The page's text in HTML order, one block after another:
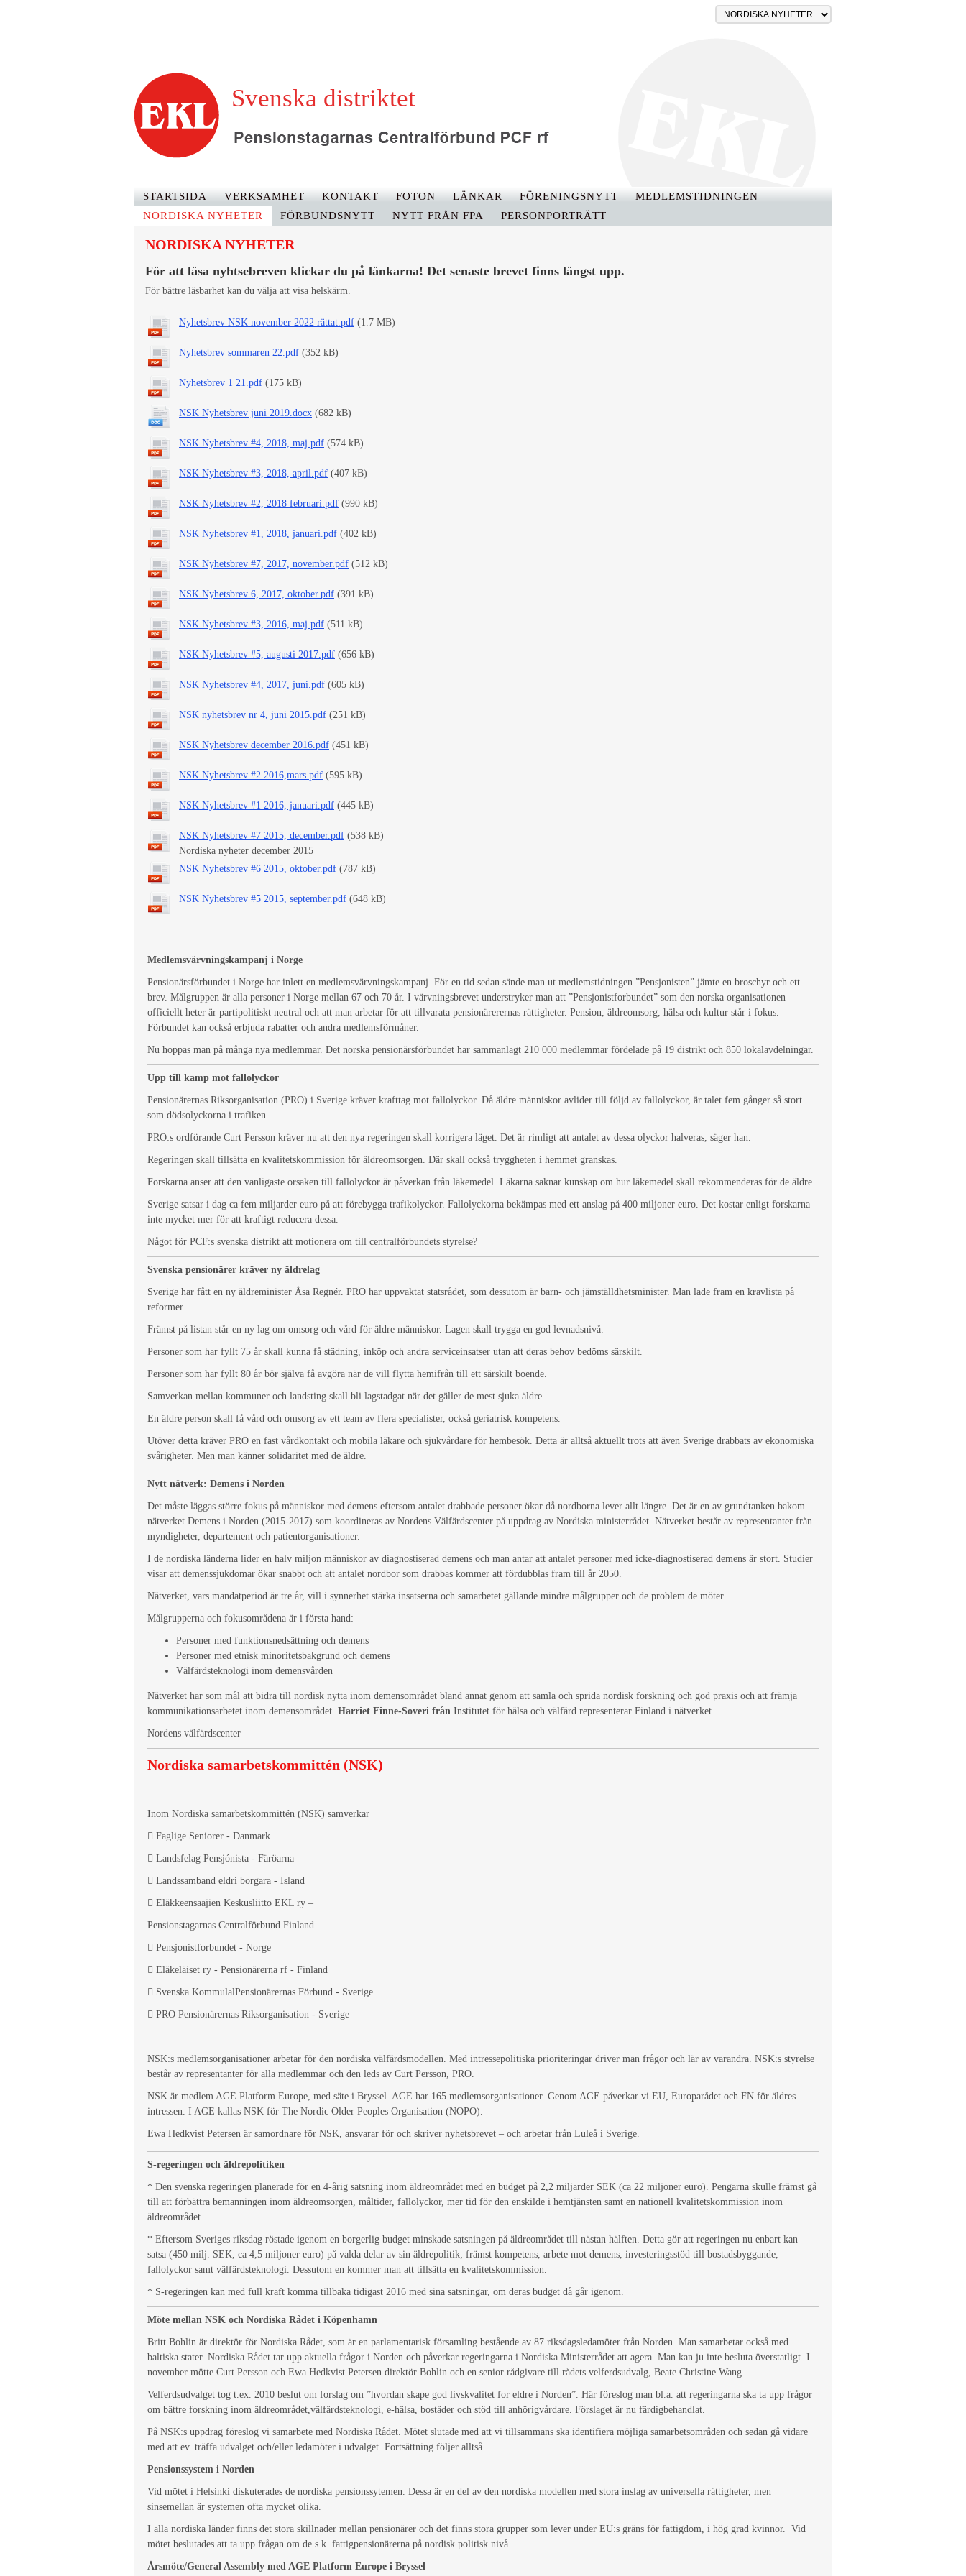
Svenska distriktet
STARTSIDA VERKSAMHET KONTAKT FOTON LÄNKAR FÖRENINGSNYTT
MEDLEMSTIDNINGEN
NORDISKA NYHETER
FÖRBUNDSNYTT NYTT FRÅN FPA PERSONPORTRÄTT
NORDISKA NYHETER
För att läsa nyhtsebreven klickar du på länkarna! Det senaste brevet finns längst upp.
För bättre läsbarhet kan du välja att visa helskärm.
Nyhetsbrev NSK november 2022 rättat.pdf (1.7 MB)
Nyhetsbrev sommaren 22.pdf (352 kB)
Nyhetsbrev 1 21.pdf (175 kB)
NSK Nyhetsbrev juni 2019.docx (682 kB)
NSK Nyhetsbrev #4, 2018, maj.pdf (574 kB)
NSK Nyhetsbrev #3, 2018, april.pdf (407 kB)
NSK Nyhetsbrev #2, 2018 februari.pdf (990 kB)
NSK Nyhetsbrev #1, 2018, januari.pdf (402 kB)
NSK Nyhetsbrev #7, 2017, november.pdf (512 kB)
NSK Nyhetsbrev 6, 2017, oktober.pdf (391 kB)
NSK Nyhetsbrev #3, 2016, maj.pdf (511 kB)
NSK Nyhetsbrev #5, augusti 2017.pdf (656 kB)
NSK Nyhetsbrev #4, 2017, juni.pdf (605 kB)
NSK nyhetsbrev nr 4, juni 2015.pdf (251 kB)
NSK Nyhetsbrev december 2016.pdf (451 kB)
NSK Nyhetsbrev #2 2016,mars.pdf (595 kB)
NSK Nyhetsbrev #1 2016, januari.pdf (445 kB)
NSK Nyhetsbrev #7 2015, december.pdf (538 kB)
Nordiska nyheter december 2015
NSK Nyhetsbrev #6 2015, oktober.pdf (787 kB)
NSK Nyhetsbrev #5 2015, september.pdf (648 kB)
Medlemsvärvningskampanj i Norge
Pensionärsförbundet i Norge har inlett en medlemsvärvningskampanj. För en tid sedan sände man ut medlemstidningen ”Pensjonisten” jämte en broschyr och ett
brev. Målgruppen är alla personer i Norge mellan 67 och 70 år. I värvningsbrevet understryker man att ”Pensjonistforbundet” som den norska organisationen
officiellt heter är partipolitiskt neutral och att man arbetar för att tillvarata pensionärerernas rättigheter. Pension, äldreomsorg, hälsa och kultur står i fokus.
Förbundet kan också erbjuda rabatter och andra medlemsförmåner.
Nu hoppas man på många nya medlemmar. Det norska pensionärsförbundet har sammanlagt 210 000 medlemmar fördelade på 19 distrikt och 850 lokalavdelningar.
Upp till kamp mot fallolyckor
Pensionärernas Riksorganisation (PRO) i Sverige kräver krafttag mot fallolyckor. Då äldre människor avlider till följd av fallolyckor, är talet fem gånger så stort
som dödsolyckorna i trafiken.
PRO:s ordförande Curt Persson kräver nu att den nya regeringen skall korrigera läget. Det är rimligt att antalet av dessa olyckor halveras, säger han.
Regeringen skall tillsätta en kvalitetskommission för äldreomsorgen. Där skall också tryggheten i hemmet granskas.
Forskarna anser att den vanligaste orsaken till fallolyckor är påverkan från läkemedel. Läkarna saknar kunskap om hur läkemedel skall rekommenderas för de äldre.
Sverige satsar i dag ca fem miljarder euro på att förebygga trafikolyckor. Fallolyckorna bekämpas med ett anslag på 400 miljoner euro. Det kostar enligt forskarna
inte mycket mer för att kraftigt reducera dessa.
Något för PCF:s svenska distrikt att motionera om till centralförbundets styrelse?
Svenska pensionärer kräver ny äldrelag
Sverige har fått en ny äldreminister Åsa Regnér. PRO har uppvaktat statsrådet, som dessutom är barn- och jämställdhetsminister. Man lade fram en kravlista på
reformer.
Främst på listan står en ny lag om omsorg och vård för äldre människor. Lagen skall trygga en god levnadsnivå.
Personer som har fyllt 75 år skall kunna få städning, inköp och andra serviceinsatser utan att deras behov bedöms särskilt.
Personer som har fyllt 80 år bör själva få avgöra när de vill flytta hemifrån till ett särskilt boende.
Samverkan mellan kommuner och landsting skall bli lagstadgat när det gäller de mest sjuka äldre.
En äldre person skall få vård och omsorg av ett team av flera specialister, också geriatrisk kompetens.
Utöver detta kräver PRO en fast vårdkontakt och mobila läkare och sjukvårdare för hembesök. Detta är alltså aktuellt trots att även Sverige drabbats av ekonomiska
svårigheter. Men man känner solidaritet med de äldre.
Nytt nätverk: Demens i Norden
Det måste läggas större fokus på människor med demens eftersom antalet drabbade personer ökar då nordborna lever allt längre. Det är en av grundtanken bakom
nätverket Demens i Norden (2015-2017) som koordineras av Nordens Välfärdscenter på uppdrag av Nordiska ministerrådet. Nätverket består av representanter från
myndigheter, departement och patientorganisationer.
I de nordiska länderna lider en halv miljon människor av diagnostiserad demens och man antar att antalet personer med icke-diagnostiserad demens är stort. Studier
visar att demenssjukdomar ökar snabbt och att antalet nordbor som drabbas kommer att fördubblas fram till år 2050.
Nätverket, vars mandatperiod är tre år, vill i synnerhet stärka insatserna och samarbetet gällande mindre målgrupper och de problem de möter.
Målgrupperna och fokusområdena är i första hand:
Personer med funktionsnedsättning och demens
Personer med etnisk minoritetsbakgrund och demens
Välfärdsteknologi inom demensvården
Nätverket har som mål att bidra till nordisk nytta inom demensområdet bland annat genom att samla och sprida nordisk forskning och god praxis och att främja
kommunikationsarbetet inom demensområdet. Harriet Finne-Soveri från Institutet för hälsa och välfärd representerar Finland i nätverket.
Nordens välfärdscenter
Nordiska samarbetskommittén (NSK)
Inom Nordiska samarbetskommittén (NSK) samverkar
 Faglige Seniorer - Danmark
 Landsfelag Pensjónista - Färöarna
 Landssamband eldri borgara - Island
 Eläkkeensaajien Keskusliitto EKL ry –
Pensionstagarnas Centralförbund Finland
 Pensjonistforbundet - Norge
 Eläkeläiset ry - Pensionärerna rf - Finland
 Svenska KommulalPensionärernas Förbund - Sverige
 PRO Pensionärernas Riksorganisation - Sverige
NSK:s medlemsorganisationer arbetar för den nordiska välfärdsmodellen. Med intressepolitiska prioriteringar driver man frågor och lär av varandra. NSK:s styrelse
består av representanter för alla medlemmar och den leds av Curt Persson, PRO.
NSK är medlem AGE Platform Europe, med säte i Bryssel. AGE har 165 medlemsorganisationer. Genom AGE påverkar vi EU, Europarådet och FN för äldres
intressen. I AGE kallas NSK för The Nordic Older Peoples Organisation (NOPO).
Ewa Hedkvist Petersen är samordnare för NSK, ansvarar för och skriver nyhetsbrevet – och arbetar från Luleå i Sverige.
S-regeringen och äldrepolitiken
* Den svenska regeringen planerade för en 4-årig satsning inom äldreområdet med en budget på 2,2 miljarder SEK (ca 22 miljoner euro). Pengarna skulle främst gå
till att förbättra bemanningen inom äldreomsorgen, måltider, fallolyckor, mer tid för den enskilde i hemtjänsten samt en nationell kvalitetskommission inom
äldreområdet.
* Eftersom Sveriges riksdag röstade igenom en borgerlig budget minskade satsningen på äldreområdet till nästan hälften. Detta gör att regeringen nu enbart kan
satsa (450 milj. SEK, ca 4,5 miljoner euro) på valda delar av sin äldrepolitik; främst kompetens, arbete mot demens, investeringsstöd till bostadsbyggande,
fallolyckor samt välfärdsteknologi. Dessutom en kommer man att tillsätta en kvalitetskommission.
* S-regeringen kan med full kraft komma tillbaka tidigast 2016 med sina satsningar, om deras budget då går igenom.
Möte mellan NSK och Nordiska Rådet i Köpenhamn
Britt Bohlin är direktör för Nordiska Rådet, som är en parlamentarisk församling bestående av 87 riksdagsledamöter från Norden. Man samarbetar också med
baltiska stater. Nordiska Rådet tar upp aktuella frågor i Norden och påverkar regeringarna i Nordiska Ministerrådet att agera. Man kan ju inte besluta överstatligt. I
november mötte Curt Persson och Ewa Hedkvist Petersen direktör Bohlin och en senior rådgivare till rådets velferdsudvalg, Beate Christine Wang.
Velferdsudvalget tog t.ex. 2010 beslut om forslag om ”hvordan skape god livskvalitet for eldre i Norden”. Här föreslog man bl.a. att regeringarna ska ta upp frågor
om bättre forskning inom äldreområdet,välfärdsteknologi, e-hälsa, bostäder och stöd till anhörigvårdare. Förslaget är nu färdigbehandlat.
På NSK:s uppdrag föreslog vi samarbete med Nordiska Rådet. Mötet slutade med att vi tillsammans ska identifiera möjliga samarbetsområden och sedan gå vidare
med att ev. träffa udvalget och/eller ledamöter i udvalget. Fortsättning följer alltså.
Pensionssystem i Norden
Vid mötet i Helsinki diskuterades de nordiska pensionssytemen. Dessa är en del av den nordiska modellen med stora inslag av universella rättigheter, men
sinsemellan är systemen ofta mycket olika.
I alla nordiska länder finns det stora skillnader mellan pensionärer och det finns stora grupper som lever under EU:s gräns för fattigdom, i hög grad kvinnor. Vid
mötet beslutades att ta upp frågan om de s.k. fattigpensionärerna på nordisk politisk nivå.
Årsmöte/General Assembly med AGE Platform Europe i Bryssel